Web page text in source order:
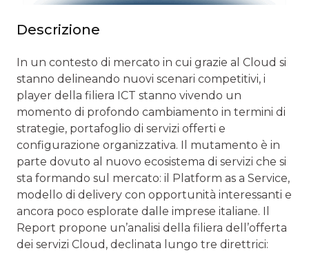
Descrizione
In un contesto di mercato in cui grazie al Cloud si
stanno delineando nuovi scenari competitivi, i
player della filiera ICT stanno vivendo un
momento di profondo cambiamento in termini di
strategie, portafoglio di servizi offerti e
configurazione organizzativa. Il mutamento è in
parte dovuto al nuovo ecosistema di servizi che si
sta formando sul mercato: il Platform as a Service,
modello di delivery con opportunità interessanti e
ancora poco esplorate dalle imprese italiane. Il
Report propone un’analisi della filiera dell’offerta
dei servizi Cloud, declinata lungo tre direttrici: